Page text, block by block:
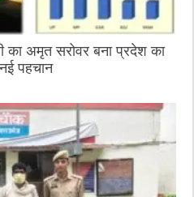
का अमृत सरोवर बना प्रदेश का
पहचान